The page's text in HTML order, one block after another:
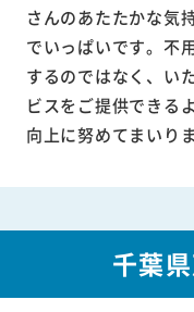
さんのあたたかな気
でいっぱいです。不
するのではなく、い
ビスをご提供できる
向上に努めてまいりま
千葉